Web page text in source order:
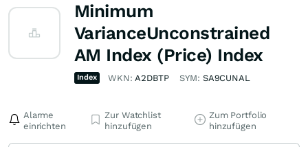
Minimum
VarianceUnconstrained
AM Index (Price) Index
Index WKN:A2DBTP SYM: SA9CUNAL
Alarme
einrichten
Zur Watchlist
hinzufügen
Zum Portfolio
hinzufügen